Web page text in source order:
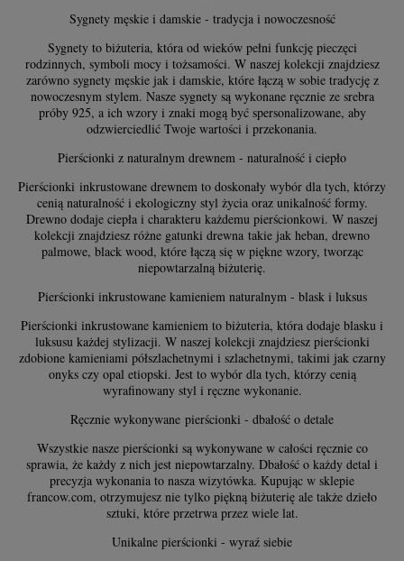
Sygnety męskie i damskie - tradycja i nowoczesność
Sygnety to biżuteria, która od wieków pełni funkcję pieczęci
rodzinnych, symboli mocy i tożsamości. W naszej kolekcji znajdziesz
zarówno sygnety męskie jak i damskie, które łączą w sobie tradycję z
nowoczesnym stylem. Nasze sygnety są wykonane ręcznie ze srebra
próby 925, a ich wzory i znaki mogą być spersonalizowane, aby
odzwierciedlić Twoje wartości i przekonania.
Pierścionki z naturalnym drewnem - naturalność i ciepło
Pierścionki inkrustowane drewnem to doskonały wybór dla tych, którzy
cenią naturalność i ekologiczny styl życia oraz unikalność formy.
Drewno dodaje ciepła i charakteru każdemu pierścionkowi. W naszej
kolekcji znajdziesz różne gatunki drewna takie jak heban, drewno
palmowe, black wood, które łączą się w piękne wzory, tworząc
niepowtarzalną biżuterię.
Pierścionki inkrustowane kamieniem naturalnym - blask i luksus
Pierścionki inkrustowane kamieniem to biżuteria, która dodaje blasku i
luksusu każdej stylizacji. W naszej kolekcji znajdziesz pierścionki
zdobione kamieniami półszlachetnymi i szlachetnymi, takimi jak czarny
onyks czy opal etiopski. Jest to wybór dla tych, którzy cenią
wyrafinowany styl i ręczne wykonanie.
Ręcznie wykonywane pierścionki - dbałość o detale
Wszystkie nasze pierścionki są wykonywane w całości ręcznie co
sprawia, że każdy z nich jest niepowtarzalny. Dbałość o każdy detal i
precyzja wykonania to nasza wizytówka. Kupując w sklepie
francow.com, otrzymujesz nie tylko piękną biżuterię ale także dzieło
sztuki, które przetrwa przez wiele lat.
Unikalne pierścionki - wyraź siebie